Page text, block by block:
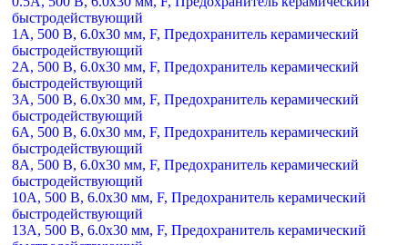
быстродействующий
1А, 500 В, 6.0х30 мм, F, Предохранитель керамический
быстродействующий
2А, 500 В, 6.0х30 мм, F, Предохранитель керамический
быстродействующий
3А, 500 В, 6.0х30 мм, F, Предохранитель керамический
быстродействующий
6А, 500 В, 6.0х30 мм, F, Предохранитель керамический
быстродействующий
8А, 500 В, 6.0х30 мм, F, Предохранитель керамический
быстродействующий
10А, 500 В, 6.0х30 мм, F, Предохранитель керамический
быстродействующий
13А, 500 В, 6.0х30 мм, F, Предохранитель керамический